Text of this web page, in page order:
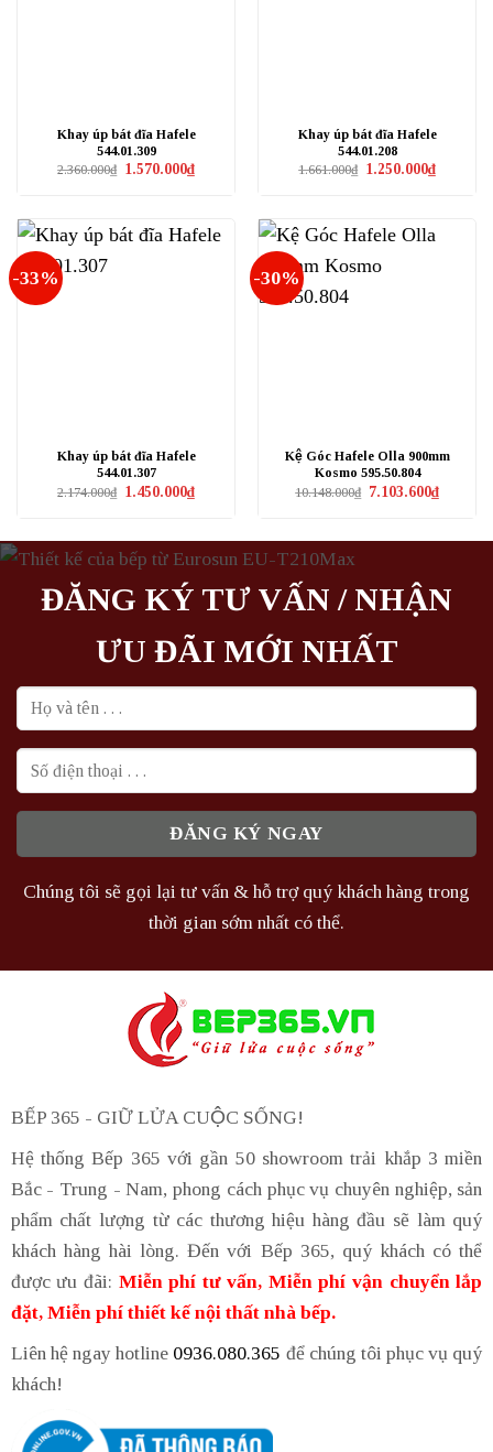
Khay úp bát đĩa Hafele
544.01.309
2.360.000₫ Giá
1.570.000₫Giá
hiện
Khay úp bát đĩa Hafele
544.01.208
1.661.000₫ Giá
1.250.000₫Giá
hiện
-33%
Khay úp bát đĩa Hafele
544.01.307
2.174.000₫ Giá
1.450.000₫Giá
hiện
1.450.000₫.
-30%
Kệ Góc Hafele Olla 900mm
Kosmo 595.50.804
10.148.000₫ Giá
7.103.600₫Giá
hiện
ĐĂNG KÝ TƯ VẤN / NHẬN
ƯU ĐÃI MỚI NHẤT
Chúng tôi sẽ gọi lại tư vấn & hỗ trợ quý khách hàng trong
thời gian sớm nhất có thể.
BẾP 365 - GIỮ LỬA CUỘC SỐNG!
Hệ thống Bếp 365 với gần 50 showroom trải khắp 3 miền
Bắc - Trung - Nam, phong cách phục vụ chuyên nghiệp, sản
phẩm chất lượng từ các thương hiệu hàng đầu sẽ làm quý
khách hàng hài lòng. Đến với Bếp 365, quý khách có thể
được ưu đãi: Miễn phí tư vấn, Miễn phí vận chuyển lắp
đặt, Miễn phí thiết kế nội thất nhà bếp.
Liên hệ ngay hotline 0936.080.365 để chúng tôi phục vụ quý
khách!